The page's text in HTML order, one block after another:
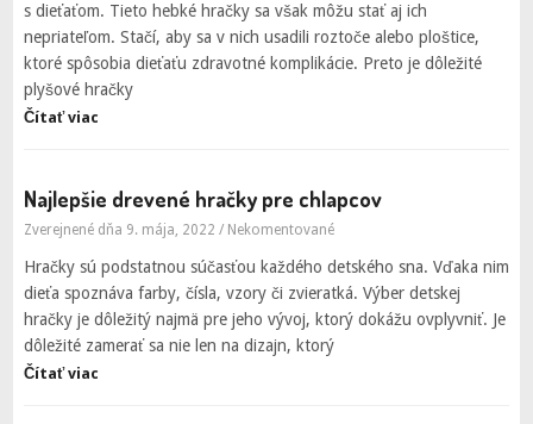
s dieťaťom. Tieto hebké hračky sa však môžu stať aj ich
nepriateľom. Stačí, aby sa v nich usadili roztoče alebo ploštice,
ktoré spôsobia dieťaťu zdravotné komplikácie. Preto je dôležité
plyšové hračky
Čítať viac
Najlepšie drevené hračky pre chlapcov
Zverejnené dňa 9. mája, 2022 / Nekomentované
Hračky sú podstatnou súčasťou každého detského sna. Vďaka nim
dieťa spoznáva farby, čísla, vzory či zvieratká. Výber detskej
hračky je dôležitý najmä pre jeho vývoj, ktorý dokážu ovplyvniť. Je
dôležité zamerať sa nie len na dizajn, ktorý
Čítať viac